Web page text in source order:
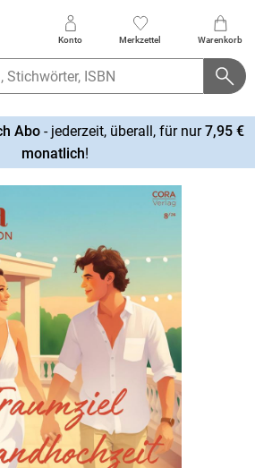
Konto Merkzettel Warenkorb
Abo- jederzeit, überall, für nur7,95 €
monatlich!